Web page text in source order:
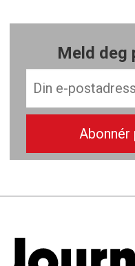
Meld deg